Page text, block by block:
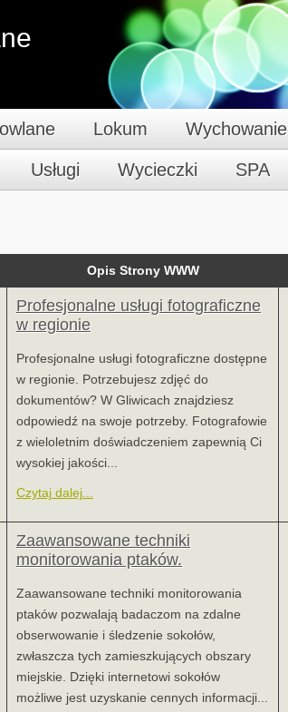
Lokum Wychowanie
Usługi Wycieczki SPA
Opis Strony WWW
Profesjonalne usługi fotograficzne
w regionie
Profesjonalne usługi fotograficzne dostępne
w regionie. Potrzebujesz zdjęć do
dokumentów? W Gliwicach znajdziesz
odpowiedź na swoje potrzeby. Fotografowie
z wieloletnim doświadczeniem zapewnią Ci
wysokiej jakości...
Czytaj dalej...
Zaawansowane techniki
monitorowania ptaków.
Zaawansowane techniki monitorowania
ptaków pozwalają badaczom na zdalne
obserwowanie i śledzenie sokołów,
zwłaszcza tych zamieszkujących obszary
miejskie. Dzięki internetowi sokołów
możliwe jest uzyskanie cennych informacji...